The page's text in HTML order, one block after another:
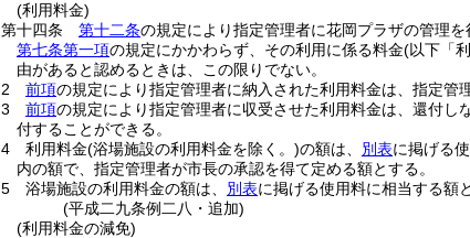
(利用料金)
第十四条
第十二条の規定により指定管理者に花岡プラザの管理
第七条第一項の規定にかかわらず、その利用に係る料金(以下「
由があると認めるときは、この限りでない。
2
前項の規定により指定管理者に納入された利用料金は、指定管
3
前項の規定により指定管理者に収受させた利用料金は、還付しな
付することができる。
4
利用料金(浴場施設の利用料金を除く。)の額は、 別表に掲げる
内の額で、指定管理者が市長の承認を得て定める額とする。
5
浴場施設の利用料金の額は、 別表に掲げる使用料に相当する額
(平成二九条例二八・追加)
(利用料金の減免)